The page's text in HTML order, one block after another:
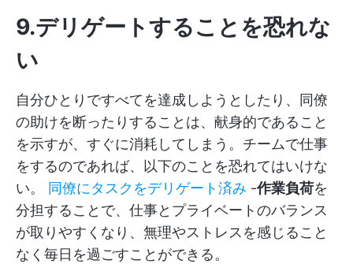
9.デリゲートすることを恐れな
い
自分ひとりですべてを達成しようとしたり、同僚
の助けを断ったりすることは、献身的であること
を示すが、すぐに消耗してしまう。チームで仕事
をするのであれば、以下のことを恐れてはいけな
い。
同僚にタスクをデリゲート済み -作業負荷を
分担することで、仕事とプライベートのバランス
が取りやすくなり、無理やストレスを感じること
なく毎日を過ごすことができる。